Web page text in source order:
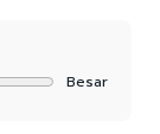
Besar